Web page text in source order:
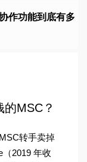
作功能到底有多
MSC？
转手卖掉
2019 年收